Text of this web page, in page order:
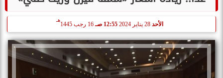
الأحد 28 يناير 2024 12:55 صـ 16 رجب 1445
هـ